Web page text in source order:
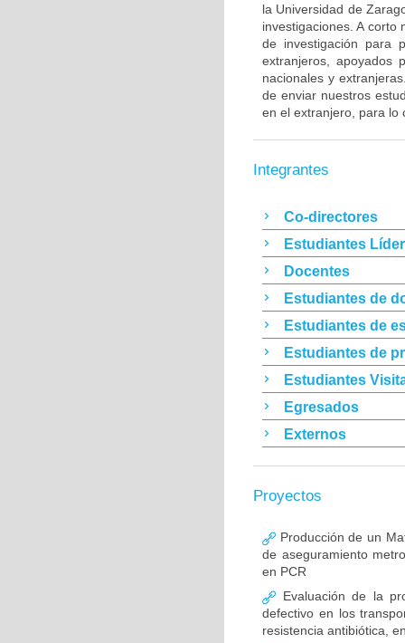
la Universidad de
investigaciones. A
de investigación para
extranjeros, apoyados
nacionales y
de enviar nuestros
en el extranjero, para lo
Integrantes
Co-directores
Estudiantes
Docentes
Estudiantes de
Estudiantes de
Estudiantes de
Estudiantes
Egresados
Externos
Proyectos
Producción de un
de aseguramiento
en PCR
Evaluación de la
defectivo en los
resistencia antibiótica,